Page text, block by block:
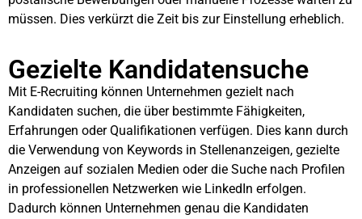
müssen. Dies verkürzt die Zeit bis zur Einstellung erheblich.
Gezielte Kandidatensuche
Mit E-Recruiting können Unternehmen gezielt nach
Kandidaten suchen, die über bestimmte Fähigkeiten,
Erfahrungen oder Qualifikationen verfügen. Dies kann durch
die Verwendung von Keywords in Stellenanzeigen, gezielte
Anzeigen auf sozialen Medien oder die Suche nach Profilen
in professionellen Netzwerken wie LinkedIn erfolgen.
Dadurch können Unternehmen genau die Kandidaten